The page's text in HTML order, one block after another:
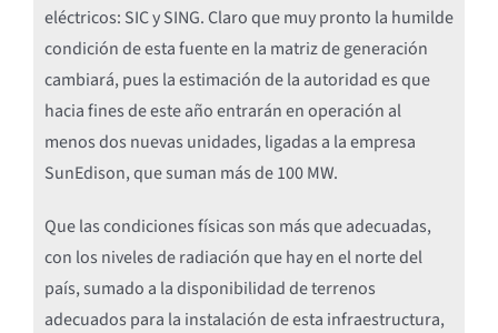
eléctricos: SIC y SING. Claro que muy pronto la humilde
condición de esta fuente en la matriz de generación
cambiará, pues la estimación de la autoridad es que
hacia fines de este año entrarán en operación al
menos dos nuevas unidades, ligadas a la empresa
SunEdison, que suman más de 100 MW.
Que las condiciones físicas son más que adecuadas,
con los niveles de radiación que hay en el norte del
país, sumado a la disponibilidad de terrenos
adecuados para la instalación de esta infraestructura,